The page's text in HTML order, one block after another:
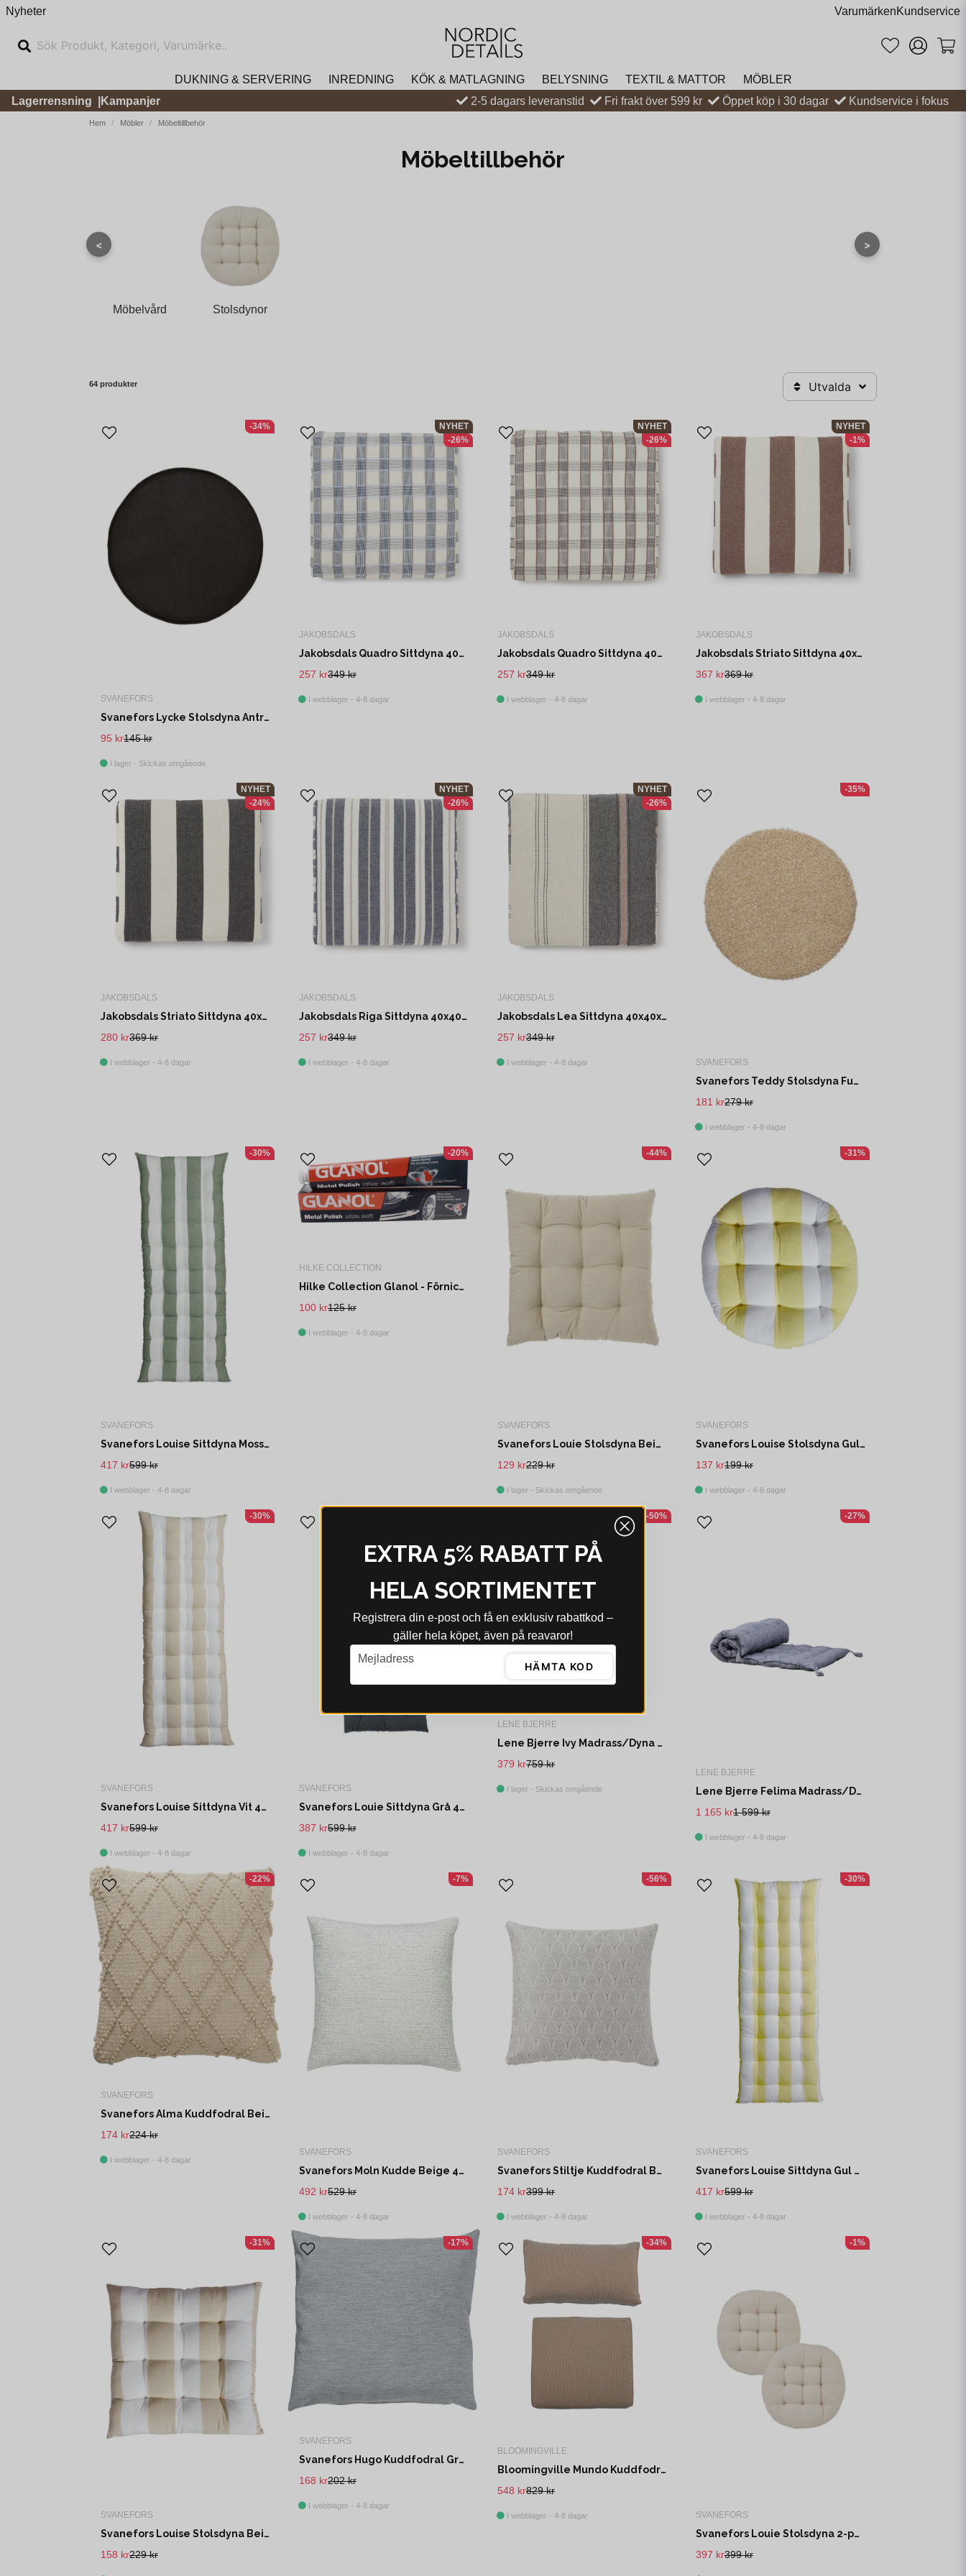
Nyheter VarumärkenKundservice
DUKNING & SERVERING INREDNING KÖK & MATLAGNING BELYSNING TEXTIL & MATTOR
MÖBLER
Lagerrensning
Kampanjer 2-5 dagars leveranstid Fri frakt över 599 kr Öppet köp i 30 dagar Kundservice i fokus
Hem Möbler Möbeltillbehör
Möbeltillbehör
Möbelvård Stolsdynor
< >
64 produkter Utvalda
SVANEFORS
Svanefors Lycke Stolsdyna Antracit Ø40 cm
145 kr
95 kr
I lager - Skickas omgående
-34%
JAKOBSDALS
Jakobsdals Quadro Sittdyna 40x40x5 cm Blå/Vit
349 kr
257 kr
I webblager - 4-8 dagar
NYHET
-26%
JAKOBSDALS
Jakobsdals Quadro Sittdyna 40x40x5 cm Svart/Offwhite
349 kr
257 kr
I webblager - 4-8 dagar
NYHET
-26%
JAKOBSDALS
Jakobsdals Striato Sittdyna 40x40x5 cm Brun/Offwhite
369 kr
367 kr
I webblager - 4-8 dagar
NYHET
-1%
JAKOBSDALS
Jakobsdals Striato Sittdyna 40x40x5 cm Svart/Offwhite
369 kr
280 kr
I webblager - 4-8 dagar
NYHET
-24%
JAKOBSDALS
Jakobsdals Riga Sittdyna 40x40x5 cm Blå/Vit
349 kr
257 kr
I webblager - 4-8 dagar
NYHET
-26%
JAKOBSDALS
Jakobsdals Lea Sittdyna 40x40x5 cm Svart/Offwhite
349 kr
257 kr
I webblager - 4-8 dagar
NYHET
-26%
SVANEFORS
Svanefors Teddy Stolsdyna Fudge Ø38 cm
279 kr
181 kr
I webblager - 4-8 dagar
-35%
SVANEFORS
Svanefors Louise Sittdyna Mossa 45x120 cm
599 kr
417 kr
I webblager - 4-8 dagar
-30%
HILKE COLLECTION
Hilke Collection Glanol - Förnicklad Mässingputs
125 kr
100 kr
I webblager - 4-8 dagar
-20%
SVANEFORS
Svanefors Louie Stolsdyna Beige 40x40 cm
229 kr
129 kr
I lager - Skickas omgående
-44%
SVANEFORS
Svanefors Louise Stolsdyna Gul Ø40 cm
199 kr
137 kr
I webblager - 4-8 dagar
-31%
SVANEFORS
Svanefors Louise Sittdyna Vit 45x120 cm
599 kr
417 kr
I webblager - 4-8 dagar
-30%
SVANEFORS
Svanefors Louie Sittdyna Grå 45x120 cm
599 kr
387 kr
I webblager - 4-8 dagar
LENE BJERRE
Lene Bjerre Ivy Madrass/Dyna Salviagrön Bomull 120x60 cm
759 kr
379 kr
I lager - Skickas omgående
-50%
LENE BJERRE
Lene Bjerre Felima Madrass/Dyna Mörkgrå Bomull 190x70 cm
1 599 kr
1 165 kr
I webblager - 4-8 dagar
-27%
SVANEFORS
Svanefors Alma Kuddfodral Beige 50x50 cm
224 kr
174 kr
I webblager - 4-8 dagar
-22%
SVANEFORS
Svanefors Moln Kudde Beige 45x45 cm
529 kr
492 kr
I webblager - 4-8 dagar
-7%
SVANEFORS
Svanefors Stiltje Kuddfodral Beige 44x44 cm
399 kr
174 kr
I webblager - 4-8 dagar
-56%
SVANEFORS
Svanefors Louise Sittdyna Gul 45x120 cm
599 kr
417 kr
I webblager - 4-8 dagar
-30%
SVANEFORS
Svanefors Louise Stolsdyna Beige 40x40 cm
229 kr
158 kr
-31%
SVANEFORS
Svanefors Hugo Kuddfodral Grå 45x45 cm
202 kr
168 kr
I webblager - 4-8 dagar
-17%
BLOOMINGVILLE
Bloomingville Mundo Kuddfodral Brun Polyester 2-pack
829 kr
548 kr
I webblager - 4-8 dagar
-34%
SVANEFORS
Svanefors Louie Stolsdyna 2-pack Beige Ø40 cm
399 kr
397 kr
-1%
EXTRA 5% RABATT PÅ
HELA SORTIMENTET
Registrera din e‑post och få en exklusiv rabattkod –
gäller hela köpet, även på reavaror!
email
Mejladress
HÄMTA KOD